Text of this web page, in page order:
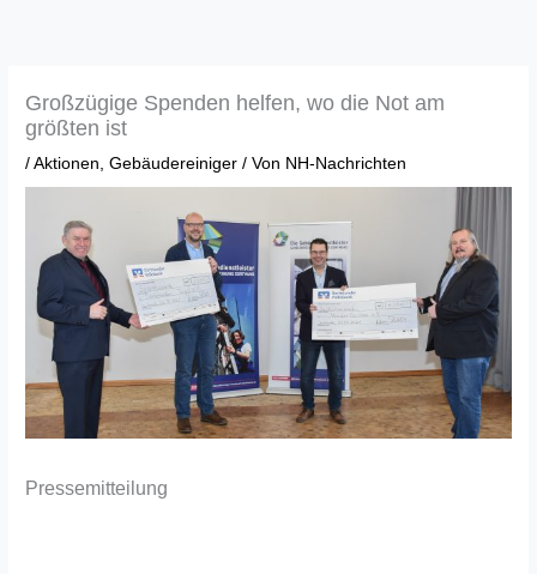
Großzügige Spenden helfen, wo die Not am
größten ist
/Aktionen,Gebäudereiniger / Von NH-Nachrichten
Pressemitteilung